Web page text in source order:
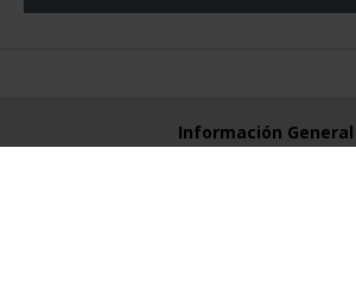
Información General